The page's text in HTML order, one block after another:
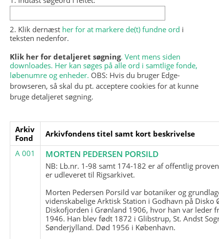
2. Klik dernæst her for at markere de(t) fundne ord i
teksten nedenfor.
Klik her for detaljeret søgning. Vent mens siden
downloades. Her kan søges på alle ord i samtlige fonde,
løbenumre og enheder. OBS: Hvis du bruger Edge-
browseren, så skal du pt. acceptere cookies for at kunne
bruge detaljeret søgning.
Arkiv
Fond
Arkivfondens titel samt kort beskrivelse
A 001
MORTEN PEDERSEN PORSILD
NB: Lb.nr. 1-98 samt 174-182 er af offentlig
er udleveret til Rigsarkivet.
Morten Pedersen Porsild var botaniker og
videnskabelige Arktisk Station i Godhavn på Disko
Diskofjorden i Grønland 1906, hvor han var leder
1946. Han blev født 1872 i Glibstrup, St. Andst
Sønderjylland. Død 1956 i København.